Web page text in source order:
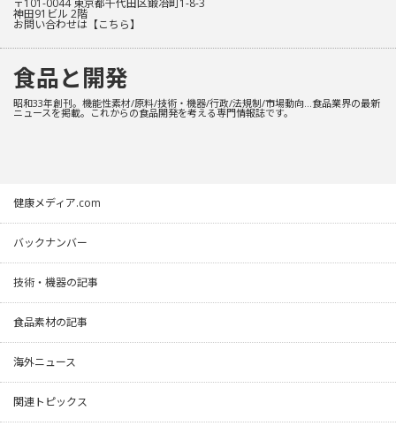
〒101-0044 東京都千代田区鍛冶町1-8-3
神田91ビル 2階
お問い合わせは 【こちら】
食品と開発
昭和33年創刊。機能性素材/原料/技術・機器/行政/法規制/市場動向…食品業界の最新
ニュースを掲載。これからの食品開発を考える専門情報誌です。
健康メディア.com
バックナンバー
技術・機器の記事
食品素材の記事
海外ニュース
関連トピックス